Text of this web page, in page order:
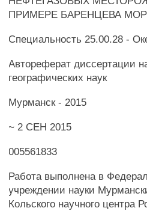
ПРИМЕРЕ БАРЕНЦЕВА
Специальность 25.00.28 -
Автореферат диссертации
географических наук
Мурманск - 2015
~ 2 СЕН 2015
005561833
Работа выполнена в
учреждении науки
Кольского научного центра